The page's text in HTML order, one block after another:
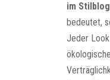
im Stilblog
bedeutet,
Jeder